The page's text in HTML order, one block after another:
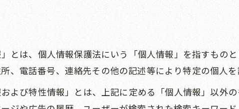
とは、個人情報保護法にいう「個人情報」を指すもの
、電話番号、連絡先その他の記述等により特定の個人を
よび特性情報」とは、上記に定める「個人情報」以外